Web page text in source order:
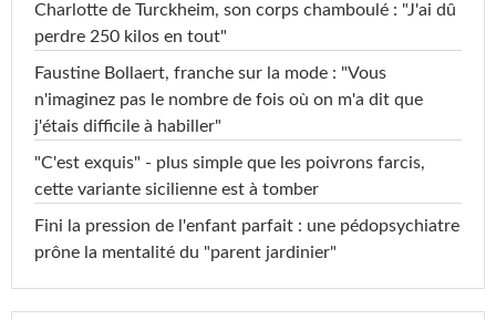
Charlotte de Turckheim, son corps chamboulé : "J'ai dû
perdre 250 kilos en tout"
Faustine Bollaert, franche sur la mode : "Vous
n'imaginez pas le nombre de fois où on m'a dit que
j'étais difficile à habiller"
"C'est exquis" - plus simple que les poivrons farcis,
cette variante sicilienne est à tomber
Fini la pression de l'enfant parfait : une pédopsychiatre
prône la mentalité du "parent jardinier"